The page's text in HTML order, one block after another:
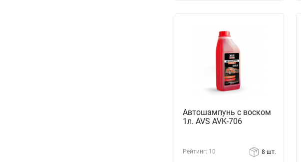
Автошампунь с воском
1л. AVS AVK-706
Рейтинг: 10 8 шт.